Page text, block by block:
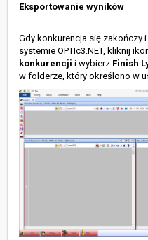
Eksportowanie wyników
Gdy konkurencja się zakończy
systemie OPTIc3.NET, kliknij
konkurencji i wybierz Finish
w folderze, który określono w